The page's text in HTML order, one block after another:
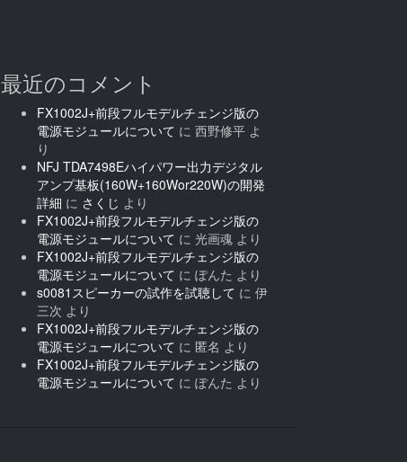
最近のコメント
FX1002J+前段フルモデルチェンジ版の
電源モジュールについて に 西野修平 よ
り
NFJ TDA7498Eハイパワー出力デジタル
アンプ基板(160W+160Wor220W)の開発
詳細 に さくじ より
FX1002J+前段フルモデルチェンジ版の
電源モジュールについて に 光画魂 より
FX1002J+前段フルモデルチェンジ版の
電源モジュールについて に ぽんた より
s0081スピーカーの試作を試聴して に 伊
三次 より
FX1002J+前段フルモデルチェンジ版の
電源モジュールについて に 匿名 より
FX1002J+前段フルモデルチェンジ版の
電源モジュールについて に ぽんた より